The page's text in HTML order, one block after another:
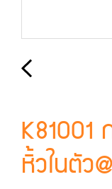
K81001
หิ้วในตัว